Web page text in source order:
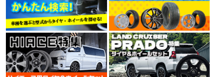
KENDA（ケンダ）は、世界150か国以上に愛用されるワ
ールドブランドタイヤで、街乗り、オフロードから本格
レーシングタイヤまで高品質なタイヤをリーズナブルな
価格で提供しています。台湾、中国、ベトナムに7工場
を展開し、すべてでISO9001を取得。環境にも配慮した
製造設備で技術と生産性を高め、より価格競争力のある
製品を市場に送りだしています。
総合評価：9件 4.35